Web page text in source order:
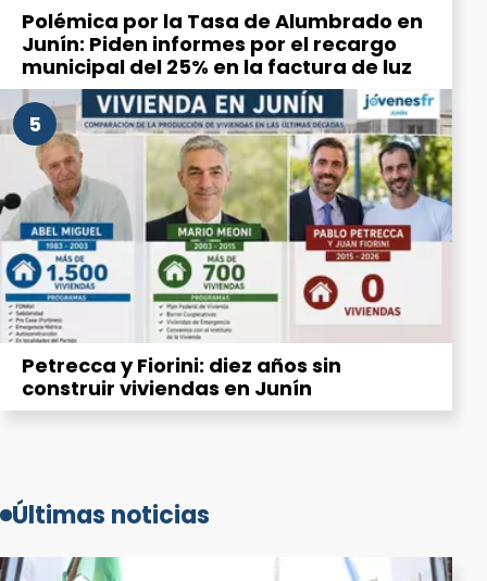
Polémica por la Tasa de Alumbrado en
Junín: Piden informes por el recargo
municipal del 25% en la factura de luz
5
Petrecca y Fiorini: diez años sin
construir viviendas en Junín
Últimas noticias